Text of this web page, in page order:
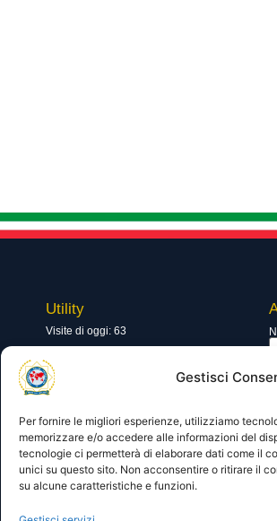
Gestisci
Per fornire le migliori esperienze, utilizziamo
memorizzare e/o accedere alle informazioni del
tecnologie ci permetterà di elaborare dati come il
unici su questo sito. Non acconsentire o ritirare il
su alcune caratteristiche e funzioni.
Utility
Visite di oggi: 63